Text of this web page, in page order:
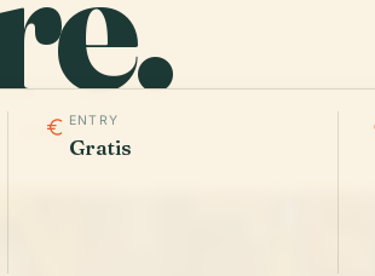
· 73° W
ENTRY
Gratis